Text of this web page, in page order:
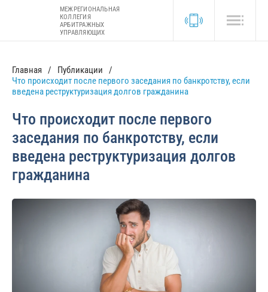
МЕЖРЕГИОНАЛЬНАЯ
КОЛЛЕГИЯ
АРБИТРАЖНЫХ
УПРАВЛЯЮЩИХ
Главная
Публикации
Что происходит после первого заседания по банкротству, если
введена реструктуризация долгов гражданина
Что происходит после первого
заседания по банкротству, если
введена реструктуризация долгов
гражданина